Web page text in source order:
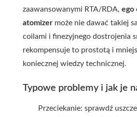
zaawansowanymi RTA/RDA, ego
atomizer może nie dawać takiej
coilami i finezyjnego dostrojenia
rekompensuje to prostotą i
koniecznej wiedzy technicznej.
Typowe problemy i jak je
Przeciekanie: sprawdź